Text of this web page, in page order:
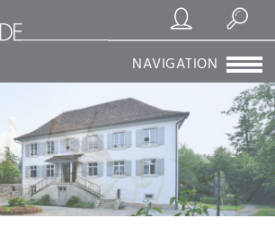
Registrierung/Login
Suchen
NAVIGATION